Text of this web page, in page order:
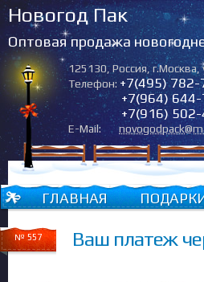
Новогод Пак
Оптовая продажа
125130,Россия,г.Москва,
Телефон: +7(495)
+7(964)
+7(916)
E-Mail:
ГЛАВНАЯ
№ 557 Ваш платеж